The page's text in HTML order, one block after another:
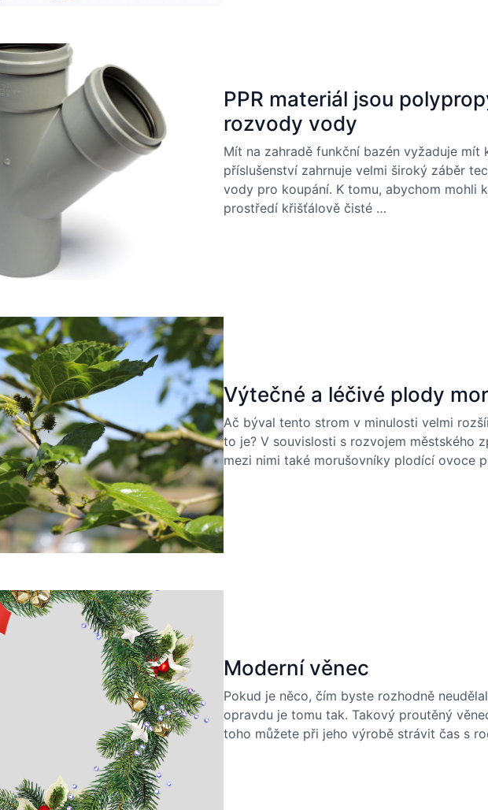
PPR materiál jsou
rozvody vody
Mít na zahradě funkční bazén vyžaduje
příslušenství zahrnuje velmi široký záběr
vody pro koupání. K tomu, abychom mohli
prostředí křišťálově čisté …
Výtečné a léčivé plody
Ač býval tento strom v minulosti velmi
to je? V souvislosti s rozvojem městského
mezi nimi také morušovníky plodící ovoce
Moderní věnec
Pokud je něco, čím byste rozhodně
opravdu je tomu tak. Takový proutěný
toho můžete při jeho výrobě strávit čas s